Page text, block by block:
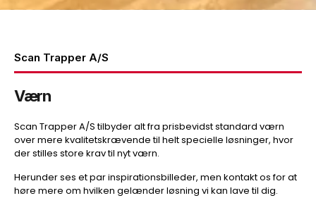
Scan Trapper A/S
Værn
Scan Trapper A/S tilbyder alt fra prisbevidst standard værn
over mere kvalitetskrævende til helt specielle løsninger, hvor
der stilles store krav til nyt værn.
Herunder ses et par inspirationsbilleder, men kontakt os for at
høre mere om hvilken gelænder løsning vi kan lave til dig.